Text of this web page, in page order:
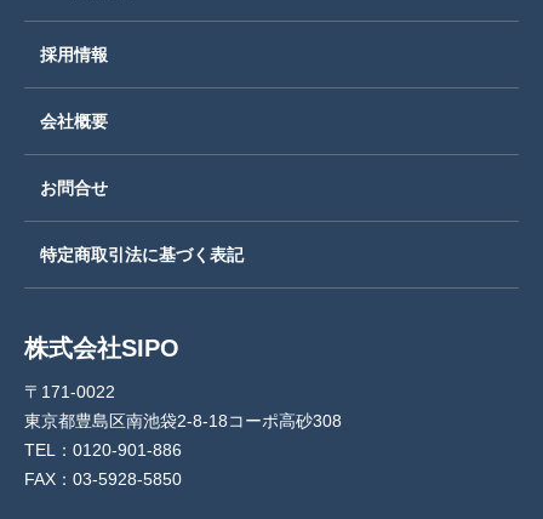
採用情報
会社概要
お問合せ
特定商取引法に基づく表記
株式会社SIPO
〒171-0022
東京都豊島区南池袋2-8-18コーポ高砂308
TEL：0120-901-886
FAX：03-5928-5850